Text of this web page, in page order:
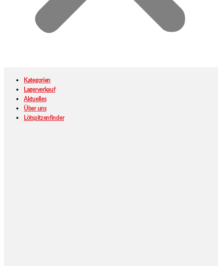
Kategorien
Lagerverkauf
Aktuelles
Über uns
Lötspitzenfinder